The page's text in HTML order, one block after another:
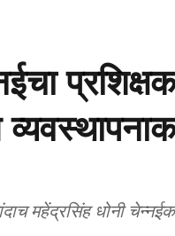
महेंद्रसिंह धोनी